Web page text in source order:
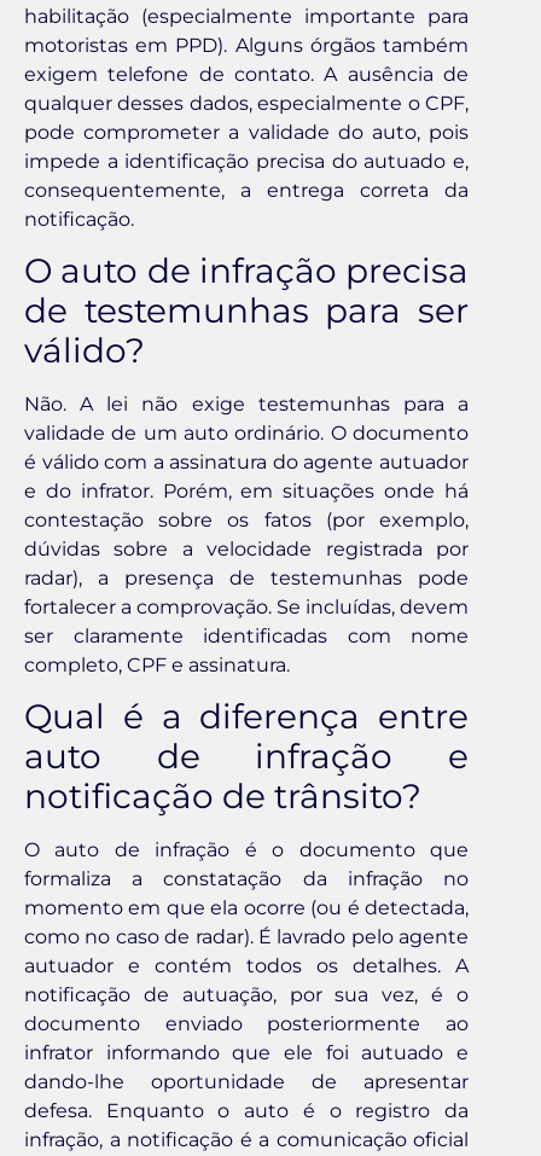
habilitação (especialmente importante para
motoristas em PPD). Alguns órgãos também
exigem telefone de contato. A ausência de
qualquer desses dados, especialmente o CPF,
pode comprometer a validade do auto, pois
impede a identificação precisa do autuado e,
consequentemente, a entrega correta da
notificação.
O auto de infração precisa
de testemunhas para ser
válido?
Não. A lei não exige testemunhas para a
validade de um auto ordinário. O documento
é válido com a assinatura do agente autuador
e do infrator. Porém, em situações onde há
contestação sobre os fatos (por exemplo,
dúvidas sobre a velocidade registrada por
radar), a presença de testemunhas pode
fortalecer a comprovação. Se incluídas, devem
ser claramente identificadas com nome
completo, CPF e assinatura.
Qual é a diferença entre
auto de infração e
notificação de trânsito?
O auto de infração é o documento que
formaliza a constatação da infração no
momento em que ela ocorre (ou é detectada,
como no caso de radar). É lavrado pelo agente
autuador e contém todos os detalhes. A
notificação de autuação, por sua vez, é o
documento enviado posteriormente ao
infrator informando que ele foi autuado e
dando-lhe oportunidade de apresentar
defesa. Enquanto o auto é o registro da
infração, a notificação é a comunicação oficial